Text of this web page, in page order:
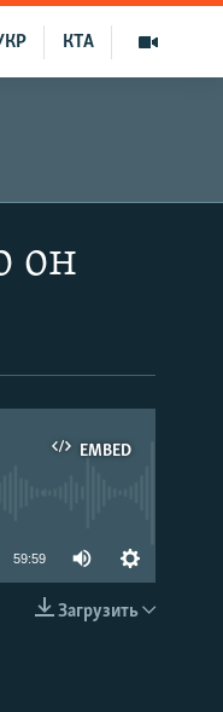
КТА
он
EMBED
EMBED
59:59
Загрузить